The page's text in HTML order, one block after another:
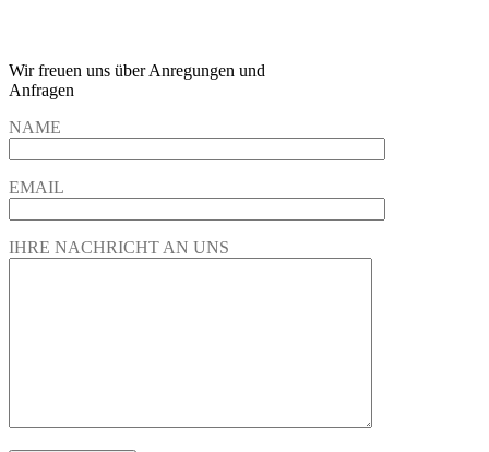
Wir freuen uns über Anregungen und
Anfragen
NAME
EMAIL
IHRE NACHRICHT AN UNS